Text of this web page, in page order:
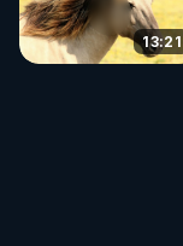
13:21